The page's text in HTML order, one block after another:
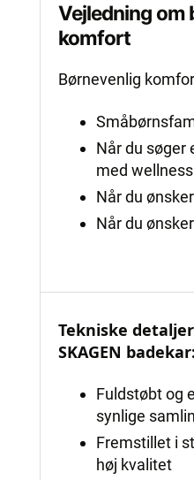
Vejledning om
komfort
Børnevenlig
Når du søger
med wellness
Når du
Når du
Tekniske
SKAGEN badekar:
Fuldstøbt og
synlige
Fremstillet i
høj kvalitet